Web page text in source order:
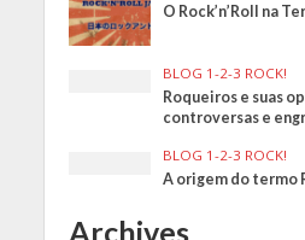
O Rock’n’Roll na
BLOG 1-2-3 ROCK!
Roqueiros e suas
controversas e
BLOG 1-2-3 ROCK!
A origem do termo
Archives